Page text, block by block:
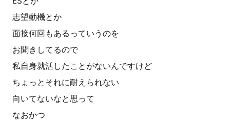
志望動機とか
面接何回もあるっていうのを
お聞きしてるので
私自身就活したことがないんですけど
ちょっとそれに耐えられない
向いてないなと思って
なおかつ